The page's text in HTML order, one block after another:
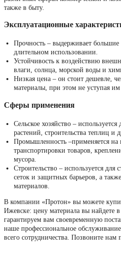
также в быту.
Эксплуатационные
Прочность – выдерживает большие
длительном использовании.
Устойчивость к воздействию
влаги, солнца, морской воды и
Низкая цена – он стоит дешевле,
материалы, при этом не уступая им
Сферы применения
Сельское хозяйство –
растений, строительства теплиц и
Промышленность –применяется на
транспортировки товаров,
мусора.
Строительство – используется для
сеток и защитных барьеров, а
материалов.
В компании «Протон» вы можете
Ижевске: цену материала вы найдете
гарантируем вам своевременную
наше профессиональное
всего сотрудничества. Позвоните нам